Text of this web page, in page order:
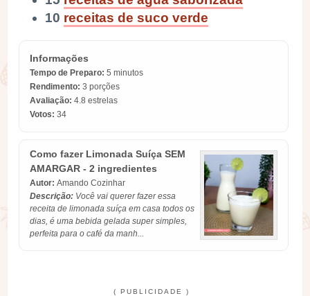
10 receitas de suco verde
Informações
Tempo de Preparo:5 minutos
Rendimento:3 porções
Avaliação: 4.8 estrelas
Votos: 34
Como fazer Limonada Suíça SEM
AMARGAR - 2 ingredientes
Autor:Amando Cozinhar
Descrição: Você vai querer fazer essa
receita de limonada suíça em casa todos os
dias, é uma bebida gelada super simples,
perfeita para o café da manh...
( PUBLICIDADE )